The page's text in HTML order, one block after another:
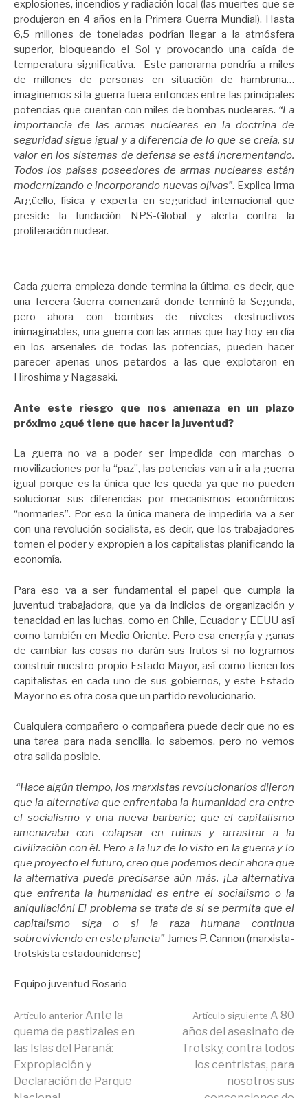
explosiones, incendios y radiación local (las muertes que se
produjeron en 4 años en la Primera Guerra Mundial). Hasta
6,5 millones de toneladas podrían llegar a la atmósfera
superior, bloqueando el Sol y provocando una caída de
temperatura significativa. Este panorama pondría a miles
de millones de personas en situación de hambruna…
imaginemos si la guerra fuera entonces entre las principales
potencias que cuentan con miles de bombas nucleares. “La
importancia de las armas nucleares en la doctrina de
seguridad sigue igual y a diferencia de lo que se creía, su
valor en los sistemas de defensa se está incrementando.
Todos los países poseedores de armas nucleares están
modernizando e incorporando nuevas ojivas”. Explica Irma
Argüello, física y experta en seguridad internacional que
preside la fundación NPS-Global y alerta contra la
proliferación nuclear.
Cada guerra empieza donde termina la última, es decir, que
una Tercera Guerra comenzará donde terminó la Segunda,
pero ahora con bombas de niveles destructivos
inimaginables, una guerra con las armas que hay hoy en día
en los arsenales de todas las potencias, pueden hacer
parecer apenas unos petardos a las que explotaron en
Hiroshima y Nagasaki.
Ante este riesgo que nos amenaza en un plazo
próximo ¿qué tiene que hacer la juventud?
La guerra no va a poder ser impedida con marchas o
movilizaciones por la “paz”, las potencias van a ir a la guerra
igual porque es la única que les queda ya que no pueden
solucionar sus diferencias por mecanismos económicos
“normarles”. Por eso la única manera de impedirla va a ser
con una revolución socialista, es decir, que los trabajadores
tomen el poder y expropien a los capitalistas planificando la
economía.
Para eso va a ser fundamental el papel que cumpla la
juventud trabajadora, que ya da indicios de organización y
tenacidad en las luchas, como en Chile, Ecuador y EEUU así
como también en Medio Oriente. Pero esa energía y ganas
de cambiar las cosas no darán sus frutos si no logramos
construir nuestro propio Estado Mayor, así como tienen los
capitalistas en cada uno de sus gobiernos, y este Estado
Mayor no es otra cosa que un partido revolucionario.
Cualquiera compañero o compañera puede decir que no es
una tarea para nada sencilla, lo sabemos, pero no vemos
otra salida posible.
“Hace algún tiempo, los marxistas revolucionarios dijeron
que la alternativa que enfrentaba la humanidad era entre
el socialismo y una nueva barbarie; que el capitalismo
amenazaba con colapsar en ruinas y arrastrar a la
civilización con él. Pero a la luz de lo visto en la guerra y lo
que proyecto el futuro, creo que podemos decir ahora que
la alternativa puede precisarse aún más. ¡La alternativa
que enfrenta la humanidad es entre el socialismo o la
aniquilación! El problema se trata de si se permita que el
capitalismo siga o si la raza humana continua
sobreviviendo en este planeta” James P. Cannon (marxista-
trotskista estadounidense)
Equipo juventud Rosario
Seguir
leyendo
Artículo anterior Ante la
quema de pastizales en
las Islas del Paraná:
Expropiación y
Declaración de Parque
Artículo siguiente A 80
años del asesinato de
Trotsky, contra todos
los centristas, para
nosotros sus